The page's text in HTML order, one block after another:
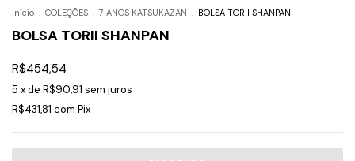
Início . COLEÇÕES . 7 ANOS KATSUKAZAN . BOLSA TORII SHANPAN
BOLSA TORII SHANPAN
R$454,54
5 x de R$90,91 sem juros
R$431,81 com Pix